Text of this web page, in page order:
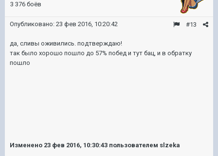
3 376 боёв
#13
Опубликовано: 23 фев 2016, 10:20:42
да, сливы оживились. подтверждаю!
так было хорошо пошло до 57% побед и тут бац, и в обратку
пошло
Изменено 23 фев 2016, 10:30:43 пользователем slzeka